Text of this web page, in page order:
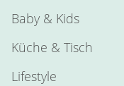
Baby & Kids
Küche & Tisch
Lifestyle